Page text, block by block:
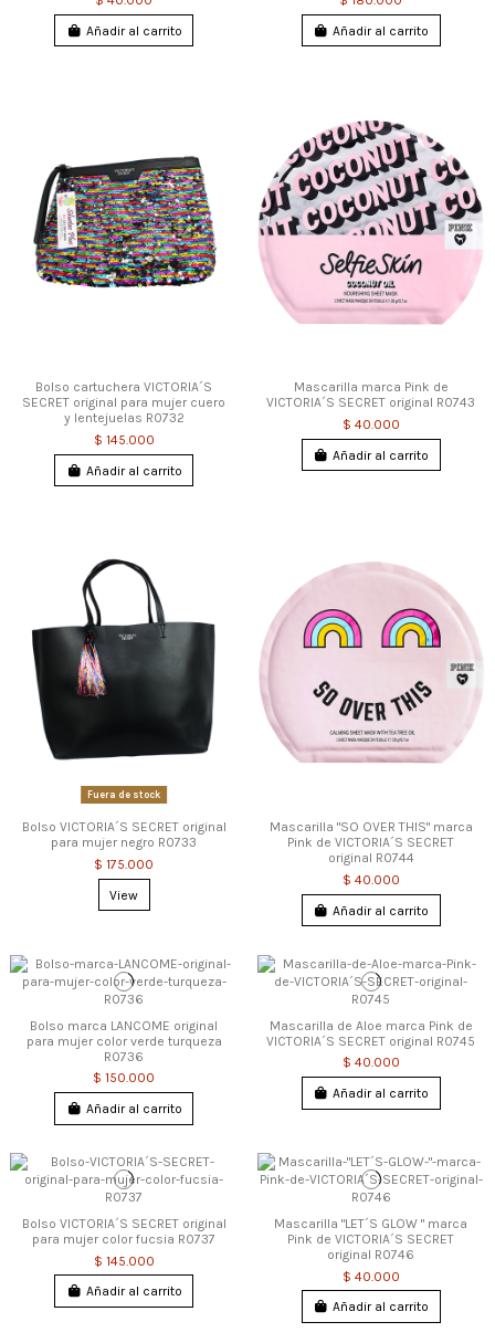
Añadir al carrito
Añadir al carrito
Bolso cartuchera VICTORIA´S
SECRET original para mujer cuero
y lentejuelas R0732
$ 145.000
Añadir al carrito
Mascarilla marca Pink de
VICTORIA´S SECRET original R0743
$ 40.000
Añadir al carrito
Fuera de stock
Bolso VICTORIA´S SECRET original
para mujer negro R0733
$ 175.000
View
Mascarilla "SO OVER THIS" marca
Pink de VICTORIA´S SECRET
original R0744
$ 40.000
Añadir al carrito
Bolso marca LANCOME original
para mujer color verde turqueza
R0736
$ 150.000
Añadir al carrito
Mascarilla de Aloe marca Pink de
VICTORIA´S SECRET original R0745
$ 40.000
Añadir al carrito
Bolso VICTORIA´S SECRET original
para mujer color fucsia R0737
$ 145.000
Añadir al carrito
Mascarilla "LET´S GLOW " marca
Pink de VICTORIA´S SECRET
original R0746
$ 40.000
Añadir al carrito